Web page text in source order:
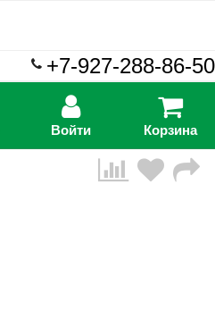
+7-927-288-86-50
Войти Корзина